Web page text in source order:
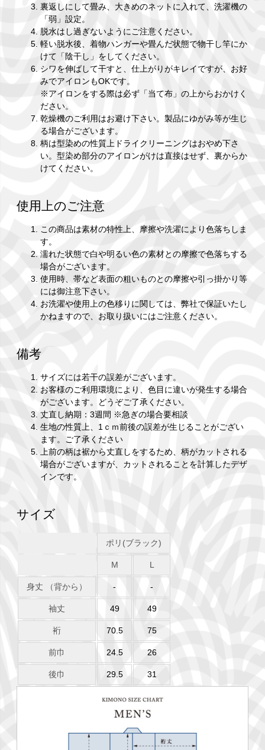
裏返しにして畳み、大きめのネットに入れて、洗濯機の
「弱」設定。
脱水はし過ぎないようにご注意ください。
軽い脱水後、着物ハンガーや畳んだ状態で物干し竿にか
けて「陰干し」をしてください。
シワを伸ばして干すと、仕上がりがキレイですが、お好
みでアイロンもOKです。
※アイロンをする際は必ず「当て布」の上からおかけく
ださい。
乾燥機のご利用はお避け下さい。製品にゆがみ等が生じ
る場合がございます。
柄は型染めの性質上ドライクリーニングはおやめ下さ
い。型染め部分のアイロンがけは直接はせず、裏からか
けてください。
使用上のご注意
この商品は素材の特性上、摩擦や洗濯により色落ちしま
す。
濡れた状態で白や明るい色の素材との摩擦で色落ちする
場合がございます。
使用時、帯など表面の粗いものとの摩擦や引っ掛かり等
には御注意下さい。
お洗濯や使用上の色移りに関しては、弊社で保証いたし
かねますので、お取り扱いにはご注意ください。
備考
サイズには若干の誤差がございます。
お客様のご利用環境により、色目に違いが発生する場合
がございます。どうぞご了承ください。
丈直し納期：3週間 ※急ぎの場合要相談
生地の性質上、1ｃｍ前後の誤差が生じることがござい
ます。ご了承ください
上前の柄は裾から丈直しをするため、柄がカットされる
場合がございますが、カットされることを計算したデザ
インです。
サイズ
ポリ(ブラック)
M L
身丈 （背から） - -
袖丈 49 49
裄 70.5 75
前巾 24.5 26
後巾 29.5 31